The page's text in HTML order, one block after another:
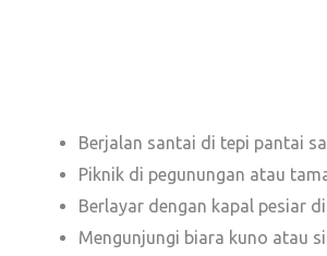
Berjalan santai di tepi pantai
Piknik di pegunungan atau
Berlayar dengan kapal pesiar
Mengunjungi biara kuno atau